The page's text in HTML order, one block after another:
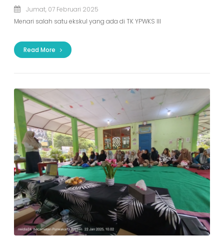
Jumat, 07 Februari 2025
Menari salah satu ekskul yang ada di TK YPWKS III
Read More